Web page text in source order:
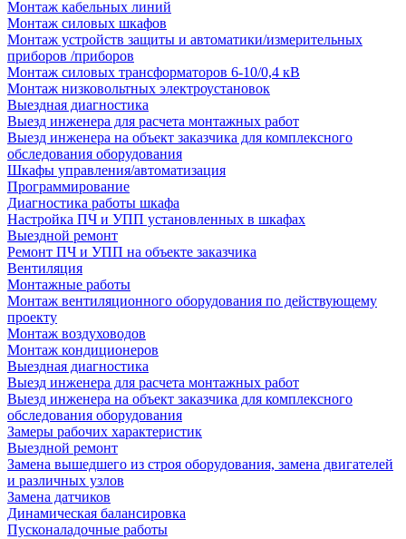
Монтаж кабельных линий
Монтаж силовых шкафов
Монтаж устройств защиты и автоматики/измерительных
приборов /приборов
Монтаж силовых трансформаторов 6-10/0,4 кВ
Монтаж низковольтных электроустановок
Выездная диагностика
Выезд инженера для расчета монтажных работ
Выезд инженера на объект заказчика для комплексного
обследования оборудования
Шкафы управления/автоматизация
Программирование
Диагностика работы шкафа
Настройка ПЧ и УПП установленных в шкафах
Выездной ремонт
Ремонт ПЧ и УПП на объекте заказчика
Вентиляция
Монтажные работы
Монтаж вентиляционного оборудования по действующему
проекту
Монтаж воздуховодов
Монтаж кондиционеров
Выездная диагностика
Выезд инженера для расчета монтажных работ
Выезд инженера на объект заказчика для комплексного
обследования оборудования
Замеры рабочих характеристик
Выездной ремонт
Замена вышедшего из строя оборудования, замена двигателей
и различных узлов
Замена датчиков
Динамическая балансировка
Пусконаладочные работы